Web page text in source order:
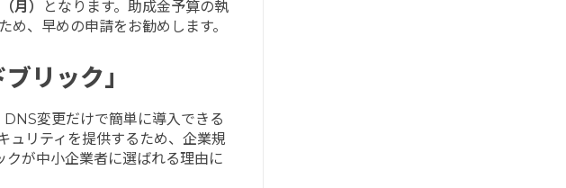
月）
となります。助成金予算の執
、早めの申請をお勧めします。
リック」
変更だけで簡単に導入できる
ュリティを提供するため、企業規
が中小企業者に選ばれる理由に